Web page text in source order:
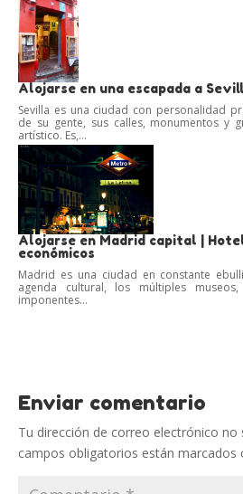
Alojarse en una escapada a
Sevilla es una ciudad con personalidad
de su gente, sus calles, monumentos y
artístico. Es,...
Alojarse en Madrid capital |
económicos
Madrid es una ciudad en constante
agenda cultural, los múltiples
imponentes...
Enviar comentario
Tu dirección de correo electrónico no
campos obligatorios están marcados